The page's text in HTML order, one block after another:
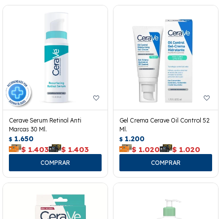
Cerave Serum Retinol Anti
Marcas 30 Ml.
$ 1.650
$ 1.403 $ 1.403
Gel Crema Cerave Oil Control 52
Ml.
$ 1.200
$ 1.020 $ 1.020